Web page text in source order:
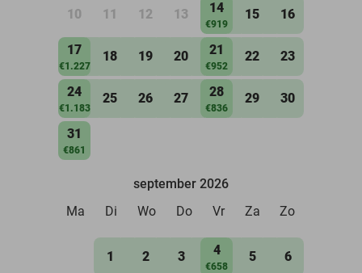
10 11 12 13 14
€919
15 16
17
€1.227
18 19 20 21
€952
22 23
24
€1.183
25 26 27 28
€836
29 30
31
€861
september 2026
Ma
Di Wo Do Vr Za Zo
1 2 3 4
€658
5 6